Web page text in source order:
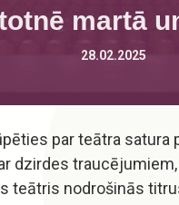
martā
28.02.2025
par teātra satura
dzirdes
teātris nodrošinās